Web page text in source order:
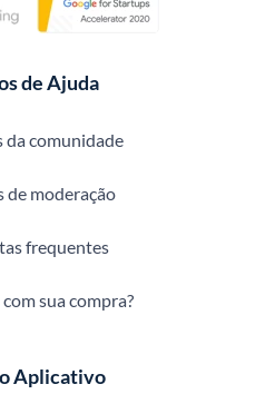
de Ajuda
da comunidade
de moderação
frequentes
sua compra?
Aplicativo